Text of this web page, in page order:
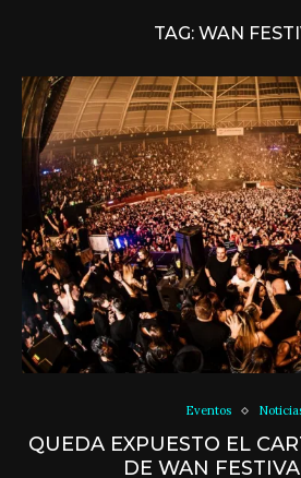
TAG: WAN
Eventos
QUEDA EXPUESTO EL
DE WAN